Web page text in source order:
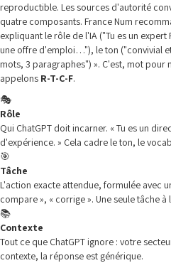
reproductible. Les sources d'autorité
quatre composants. France Num
expliquant le rôle de l'IA ("Tu es un
une offre d'emploi…"), le ton ("convivial
mots, 3 paragraphes") ». C'est, mot
appelons R-T-C-F.
🎭
Rôle
Qui ChatGPT doit incarner. « Tu es un
d'expérience. » Cela cadre le ton, le
🎯
Tâche
L'action exacte attendue, formulée avec
compare », « corrige ». Une seule tâche à
📚
Contexte
Tout ce que ChatGPT ignore : votre
contexte, la réponse est générique.